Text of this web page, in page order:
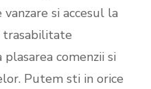
si accesul la
comenzii si
Putem sti in orice